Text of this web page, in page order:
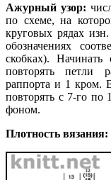
Ажурный узор:
по схеме, на
круговых рядах
обозначениях
скобках).
повторять петли
раппорта и 1 кром.
повторять с 7-го по
фоном.
Плотность вязания: